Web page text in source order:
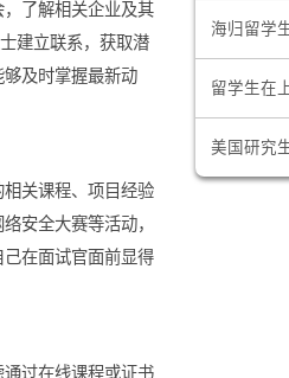
加高效地寻找实习机会。
就业招聘会，了解相关企业及其
内专业人士建立联系，获取潜
平台，能够及时掌握最新动
出自己的相关课程、项目经验
拉松、网络安全大赛等活动，